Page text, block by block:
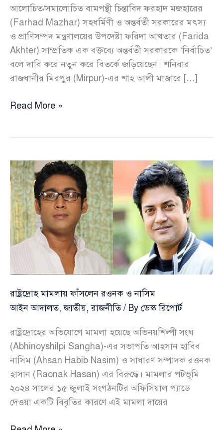
আলোচিত/সমালোচিত বামপন্থী চিন্তাবিদ ফরহাদ মজহারের
(Farhad Mazhar) সহধর্মিণী ও অন্তর্বর্তী সরকারের মৎস্য
ও প্রাণিসম্পদ মন্ত্রণালয়ের উপদেষ্টা ফরিদা আখতার (Farida
Akhter) সাম্প্রতিক এক বক্তব্যে অন্তর্বর্তী সরকারকে ‘নির্বাচিত’
বলে দাবি করে নতুন করে বিতর্কে জড়িয়েছেন। শনিবার
রাজধানীর মিরপুর (Mirpur)-এর শাহ আলী মাজারে […]
অন্তর্বর্তী
করে
বিতর্কে
ফরিদা
আখতার
Read More »
রাষ্ট্রদ্রোহ মামলায় ফাঁসলেন রওনক ও নাসিম
আইন আদালত,জাতীয়,রাজনীতি/ By ডেস্ক রিপোর্ট
রাষ্ট্রদ্রোহের অভিযোগে মামলা হয়েছে অভিনয়শিল্পী সংঘ
(Abhinoyshilpi Sangha)-এর সভাপতি আহসান হাবিব
নাসিম (Ahsan Habib Nasim) ও সাধারণ সম্পাদক রওনক
হাসান (Raonak Hasan) এর বিরুদ্ধে। মামলার পটভূমি
২০২৪ সালের ১৫ জুলাই সংগঠনটির অফিসিয়াল প্যাডে
দেওয়া একটি বিবৃতির কারণে এই মামলা দায়ের